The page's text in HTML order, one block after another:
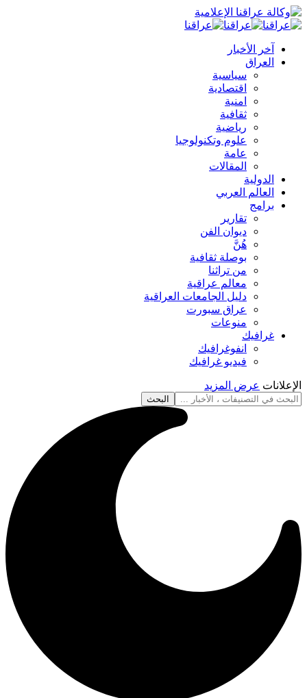
آخر الأخبار
العراق
سياسية
اقتصادية
امنية
ثقافية
رياضية
علوم وتكنولوجيا
عامة
المقالات
الدولية
العالم العربي
برامج
تقارير
ديوان الفن
هُنَّ
بوصلة ثقافية
من تراثنا
معالم عراقية
دليل الجامعات العراقية
عراق سبورت
منوعات
غرافيك
انفوغرافيك
فيديو غرافيك
الإعلانات عرض المزيد